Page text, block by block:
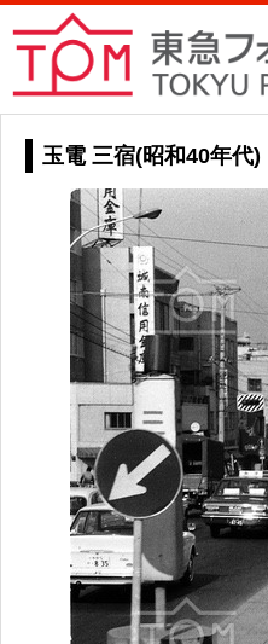
玉電 三宿(昭和40年代)